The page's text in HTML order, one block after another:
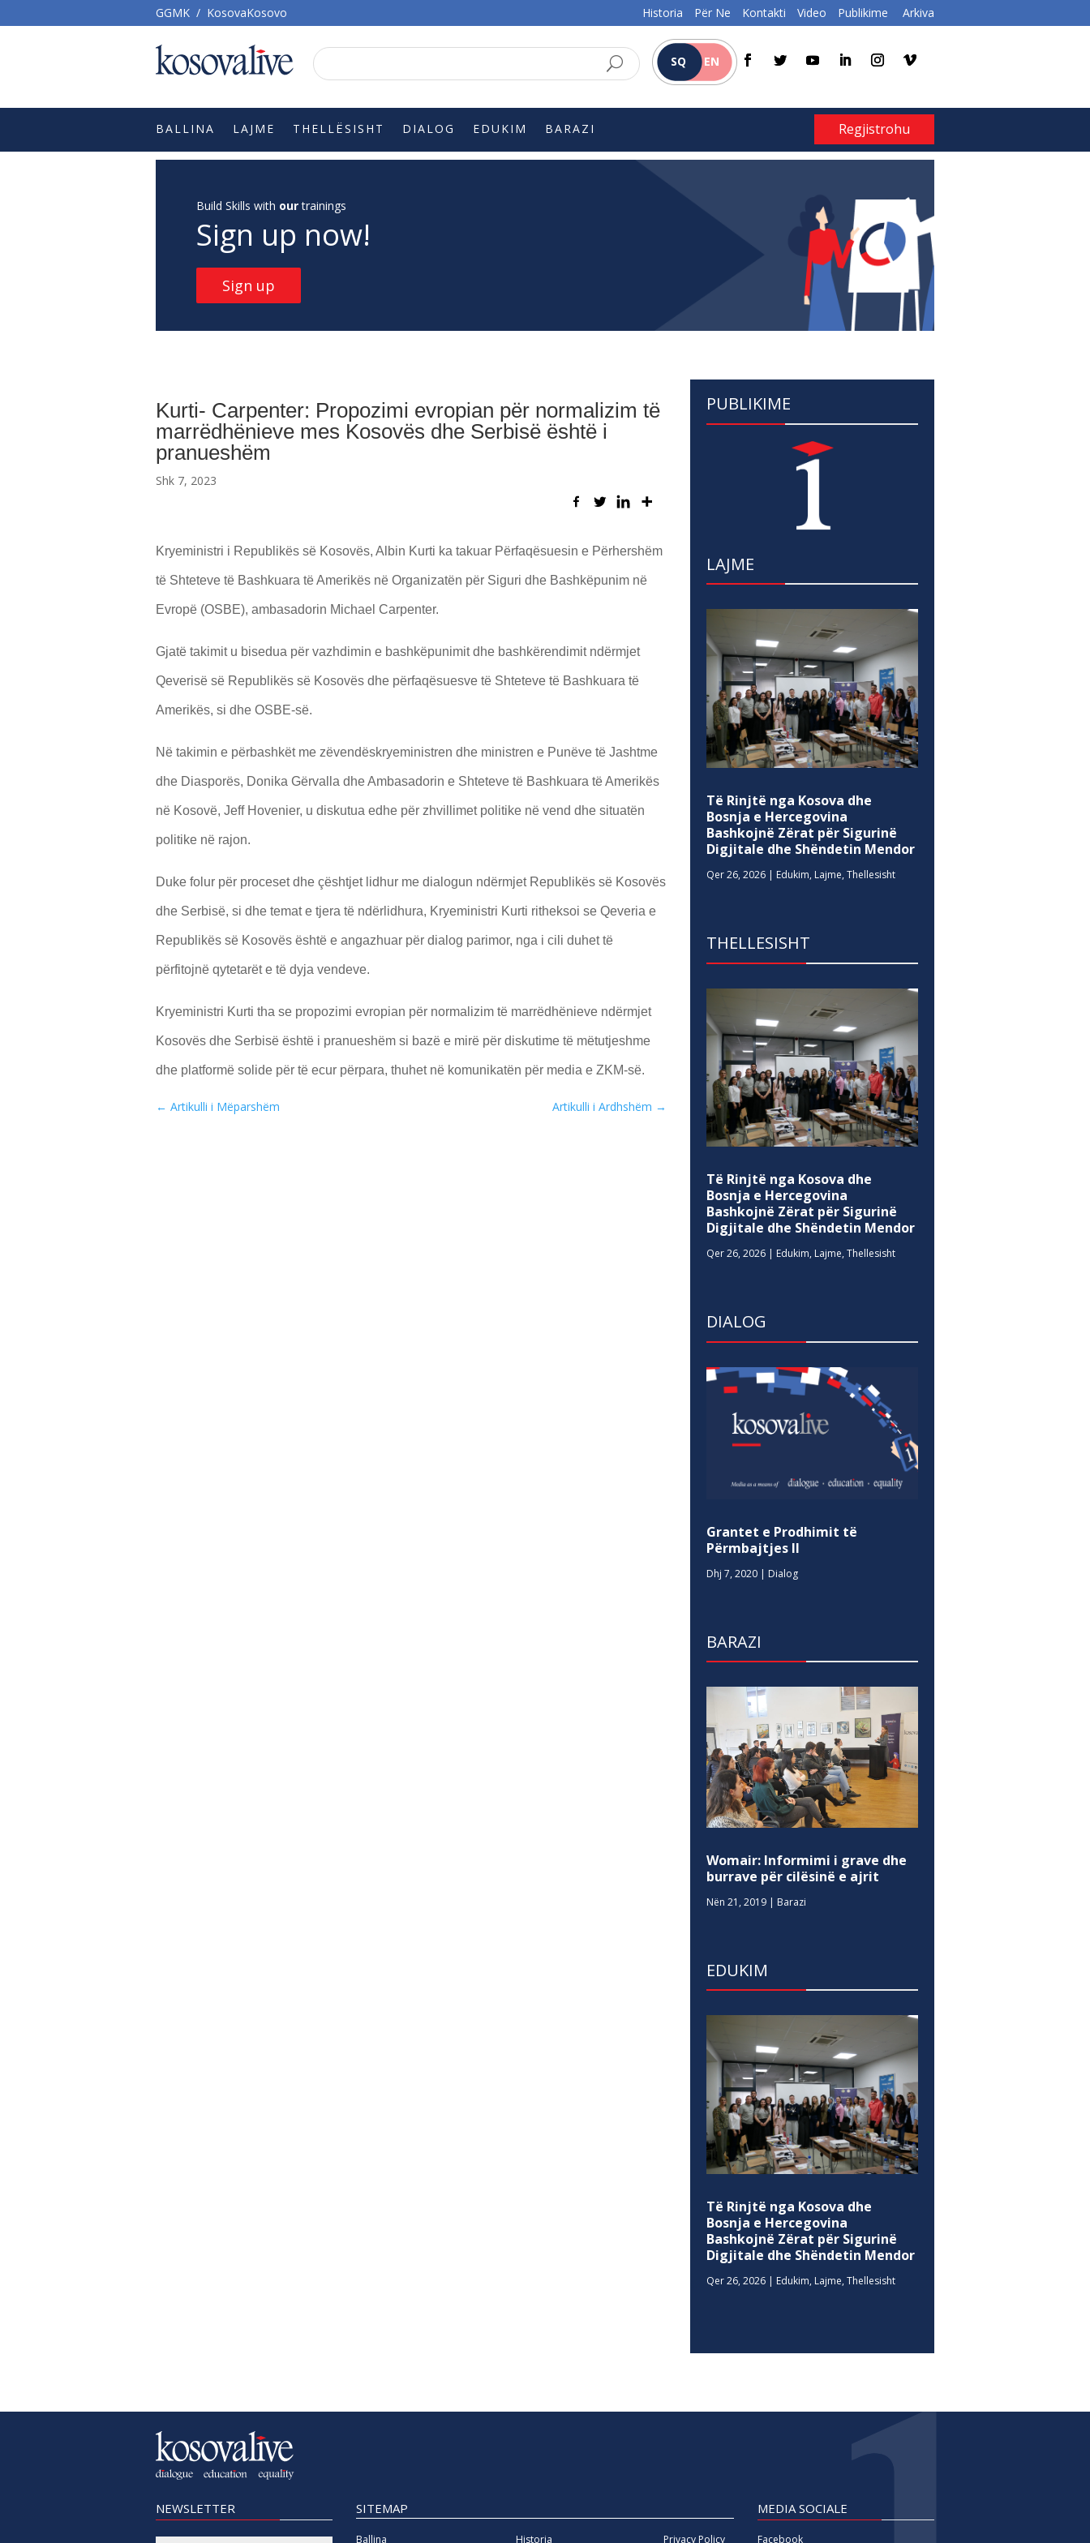
GGMK / KosovaKosovo Historia Për Ne Kontakti Video Publikime Arkiva
SQ EN
BALLINA LAJME THELLËSISHT DIALOG EDUKIM BARAZI Regjistrohu
Build Skills with ourtrainings
Sign up now!
Sign up
Kurti- Carpenter: Propozimi evropian për normalizim të
marrëdhënieve mes Kosovës dhe Serbisë është i
pranueshëm
Shk 7, 2023
Kryeministri i Republikës së Kosovës, Albin Kurti ka takuar Përfaqësuesin e Përhershëm
të Shteteve të Bashkuara të Amerikës në Organizatën për Siguri dhe Bashkëpunim në
Evropë (OSBE), ambasadorin Michael Carpenter.
Gjatë takimit u bisedua për vazhdimin e bashkëpunimit dhe bashkërendimit ndërmjet
Qeverisë së Republikës së Kosovës dhe përfaqësuesve të Shteteve të Bashkuara të
Amerikës, si dhe OSBE-së.
Në takimin e përbashkët me zëvendëskryeministren dhe ministren e Punëve të Jashtme
dhe Diasporës, Donika Gërvalla dhe Ambasadorin e Shteteve të Bashkuara të Amerikës
në Kosovë, Jeff Hovenier, u diskutua edhe për zhvillimet politike në vend dhe situatën
politike në rajon.
Duke folur për proceset dhe çështjet lidhur me dialogun ndërmjet Republikës së Kosovës
dhe Serbisë, si dhe temat e tjera të ndërlidhura, Kryeministri Kurti ritheksoi se Qeveria e
Republikës së Kosovës është e angazhuar për dialog parimor, nga i cili duhet të
përfitojnë qytetarët e të dyja vendeve.
Kryeministri Kurti tha se propozimi evropian për normalizim të marrëdhënieve ndërmjet
Kosovës dhe Serbisë është i pranueshëm si bazë e mirë për diskutime të mëtutjeshme
dhe platformë solide për të ecur përpara, thuhet në komunikatën për media e ZKM-së.
← Artikulli i Mëparshëm Artikulli i Ardhshëm →
PUBLIKIME
LAJME
Të Rinjtë nga Kosova dhe
Bosnja e Hercegovina
Bashkojnë Zërat për Sigurinë
Digjitale dhe Shëndetin Mendor
Qer 26, 2026 | Edukim, Lajme,Thellesisht
THELLESISHT
Të Rinjtë nga Kosova dhe
Bosnja e Hercegovina
Bashkojnë Zërat për Sigurinë
Digjitale dhe Shëndetin Mendor
Qer 26, 2026 | Edukim, Lajme,Thellesisht
DIALOG
Grantet e Prodhimit të
Përmbajtjes II
Dhj 7, 2020 | Dialog
BARAZI
Womair: Informimi i grave dhe
burrave për cilësinë e ajrit
Nën 21, 2019 | Barazi
EDUKIM
Të Rinjtë nga Kosova dhe
Bosnja e Hercegovina
Bashkojnë Zërat për Sigurinë
Digjitale dhe Shëndetin Mendor
Qer 26, 2026 | Edukim, Lajme,Thellesisht
NEWSLETTER SITEMAP
Ballina Historia Privacy Policy
MEDIA SOCIALE
Facebook